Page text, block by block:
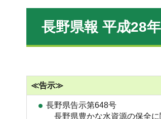
長野県報 平成28
≪告示≫
長野県告示第648号
長野県豊かな水資源の保全